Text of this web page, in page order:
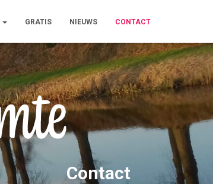
GRATIS NIEUWS CONTACT
Contact